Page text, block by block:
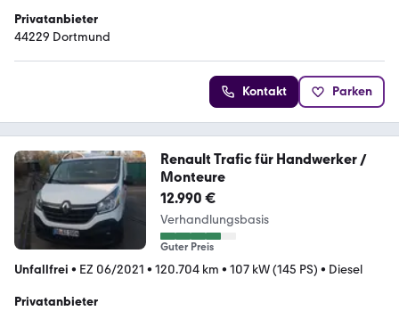
Privatanbieter
44229 Dortmund
Kontakt Parken
Renault Trafic für Handwerker /
Monteure
12.990 €
Verhandlungsbasis
Guter Preis
Unfallfrei • EZ 06/2021 • 120.704 km • 107 kW (145 PS) • Diesel
Privatanbieter